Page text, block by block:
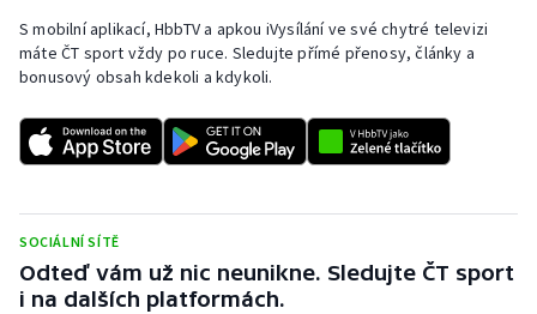
Rychlostní kanoistika
Short track
Stolní tenis
Triatlon
S mobilní aplikací, HbbTV a apkou iVysílání ve své chytré televizi
máte ČT sport vždy po ruce. Sledujte přímé přenosy, články a
bonusový obsah kdekoli a kdykoli.
SOCIÁLNÍ SÍTĚ
Odteď vám už nic neunikne. Sledujte ČT sport
i na dalších platformách.